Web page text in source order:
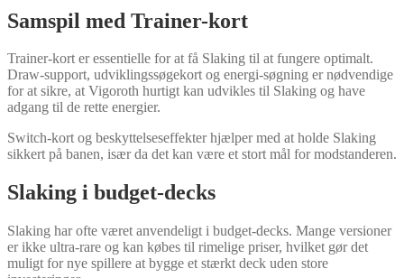
Samspil med Trainer-kort
Trainer-kort er essentielle for at få Slaking til at fungere optimalt.
Draw-support, udviklingssøgekort og energi-søgning er nødvendige
for at sikre, at Vigoroth hurtigt kan udvikles til Slaking og have
adgang til de rette energier.
Switch-kort og beskyttelseseffekter hjælper med at holde Slaking
sikkert på banen, især da det kan være et stort mål for modstanderen.
Slaking i budget-decks
Slaking har ofte været anvendeligt i budget-decks. Mange versioner
er ikke ultra-rare og kan købes til rimelige priser, hvilket gør det
muligt for nye spillere at bygge et stærkt deck uden store